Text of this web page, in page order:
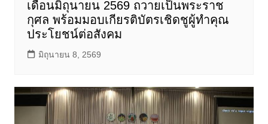
เดือนมิถุนายน 2569 ถวายเป็นพระราช
กุศล พร้อมมอบเกียรติบัตรเชิดชูผู้ทำคุณ
ประโยชน์ต่อสังคม
มิถุนายน 8, 2569